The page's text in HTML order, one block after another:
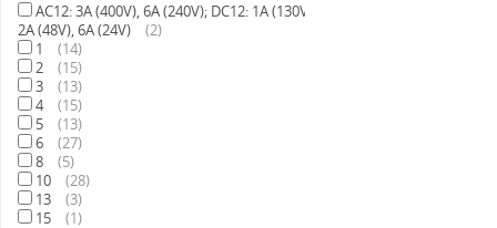
AC12: 3A (400V), 6A (240V); DC12: 1A (130V),
2A (48V), 6A (24V)
(2)
1
(14)
2
(15)
3
(13)
4
(15)
5
(13)
6
(27)
8
(5)
10
(28)
13
(3)
15
(1)